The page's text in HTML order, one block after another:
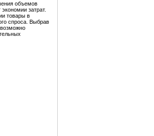
объемов
затрат.
товары в
спроса. Выбрав